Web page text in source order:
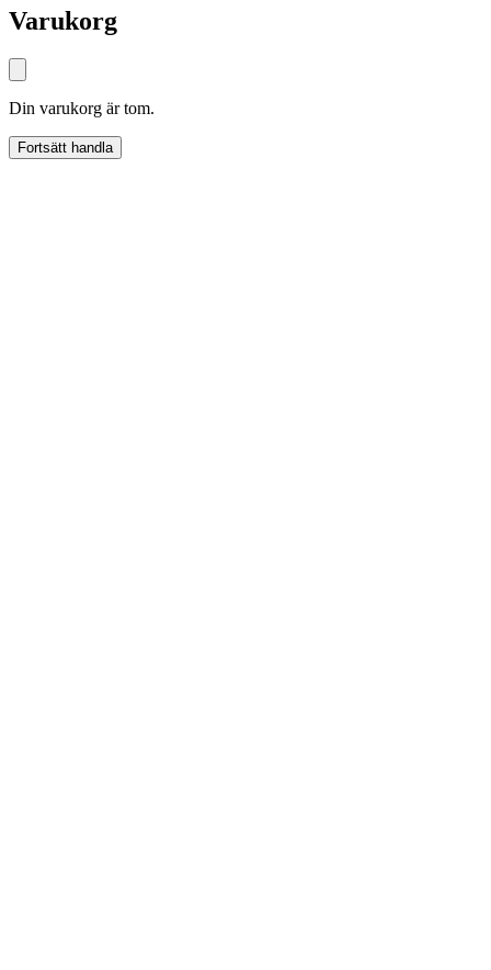
Varukorg
Din varukorg är tom.
Fortsätt handla